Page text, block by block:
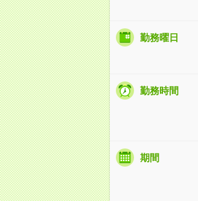
勤務曜日
勤務時間
期間